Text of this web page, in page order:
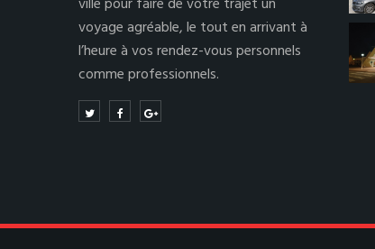
voyage agréable, le tout en arrivant à
l’heure à vos rendez-vous personnels
comme professionnels.